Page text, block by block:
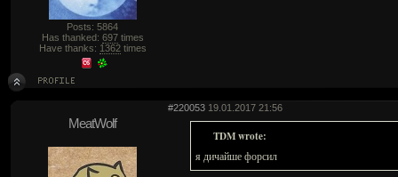
Posts: 5864
Has thanked: 697times
Have thanks: 1362times
#220053 19.01.2017 21:56
MeatWolf
TDM wrote:
я дичайше форсил